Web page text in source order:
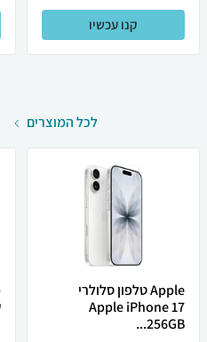
קנו עכשיו
לכל המוצרים
Apple טלפון סלולרי
Apple iPhone 17
256GB...